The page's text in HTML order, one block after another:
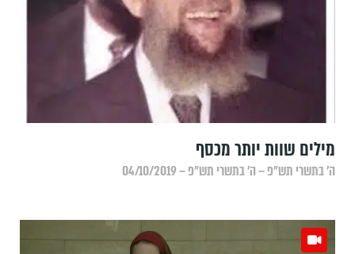
מילים שוות יותר מכסף
ה׳ בתשרי תש״פ – ה׳ בתשרי תש״פ – 04/10/2019